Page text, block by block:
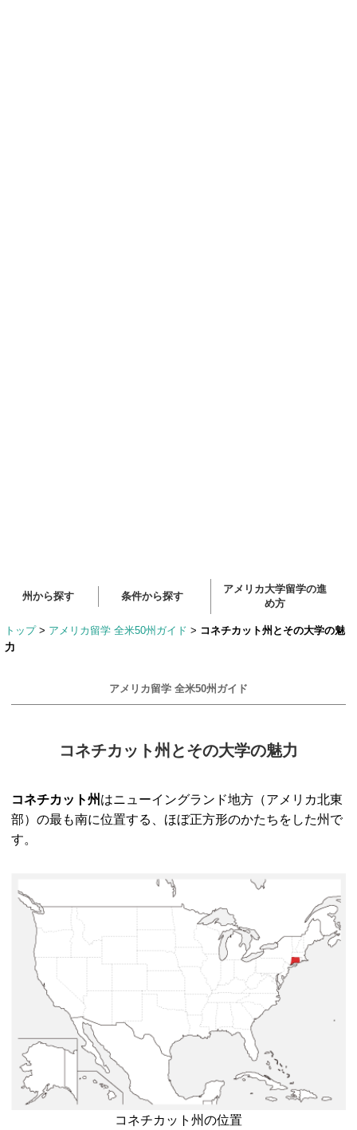
州から探す 条件から探す
アメリカ大学留学の進
め方
トップ > アメリカ留学 全米50州ガイド > コネチカット州とその大学の魅
力
アメリカ留学 全米50州ガイド
コネチカット州とその大学の魅力
コネチカット州 はニューイングランド地方（アメリカ北東
部）の最も南に位置する、ほぼ正方形のかたちをした州で
す。
コネチカット州の位置